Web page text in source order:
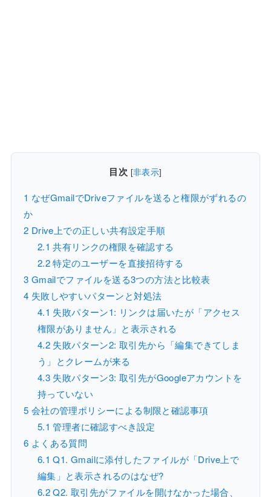
目次 [非表示]
1 なぜGmailでDriveファイルを送ると権限がずれるの
か
2 Drive上での正しい共有設定手順
2.1 共有リンクの権限を確認する
2.2特定のユーザーを直接招待する
3 Gmailでファイルを送る3つの方法と比較表
4 失敗しやすいパターンと対処法
4.1 失敗パターン1: リンクは届いたが「アクセス
権限がありません」と表示される
4.2失敗パターン2: 取引先から「編集できてしま
う」とクレームが来る
4.3失敗パターン3: 取引先がGoogleアカウントを
持っていない
5 会社の管理ポリシーによる制限と確認事項
5.1 管理者に確認すべき設定
6 よくある質問
6.1 Q1. Gmailに添付したファイルが「Drive上で
編集」と表示されるのはなぜ?
6.2Q2. 取引先がファイルを開けなかった場合、